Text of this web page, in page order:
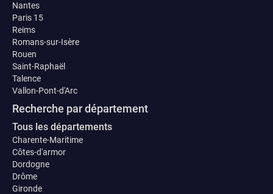
Nantes
Paris 15
Reims
Romans-sur-Isère
Rouen
Saint-Raphaël
Talence
Vallon-Pont-d'Arc
Recherche par département
Tous les départements
Charente-Maritime
Côtes-d'armor
Dordogne
Drôme
Gironde